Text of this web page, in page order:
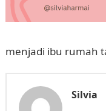
menjadi ibu rumah
Silvia